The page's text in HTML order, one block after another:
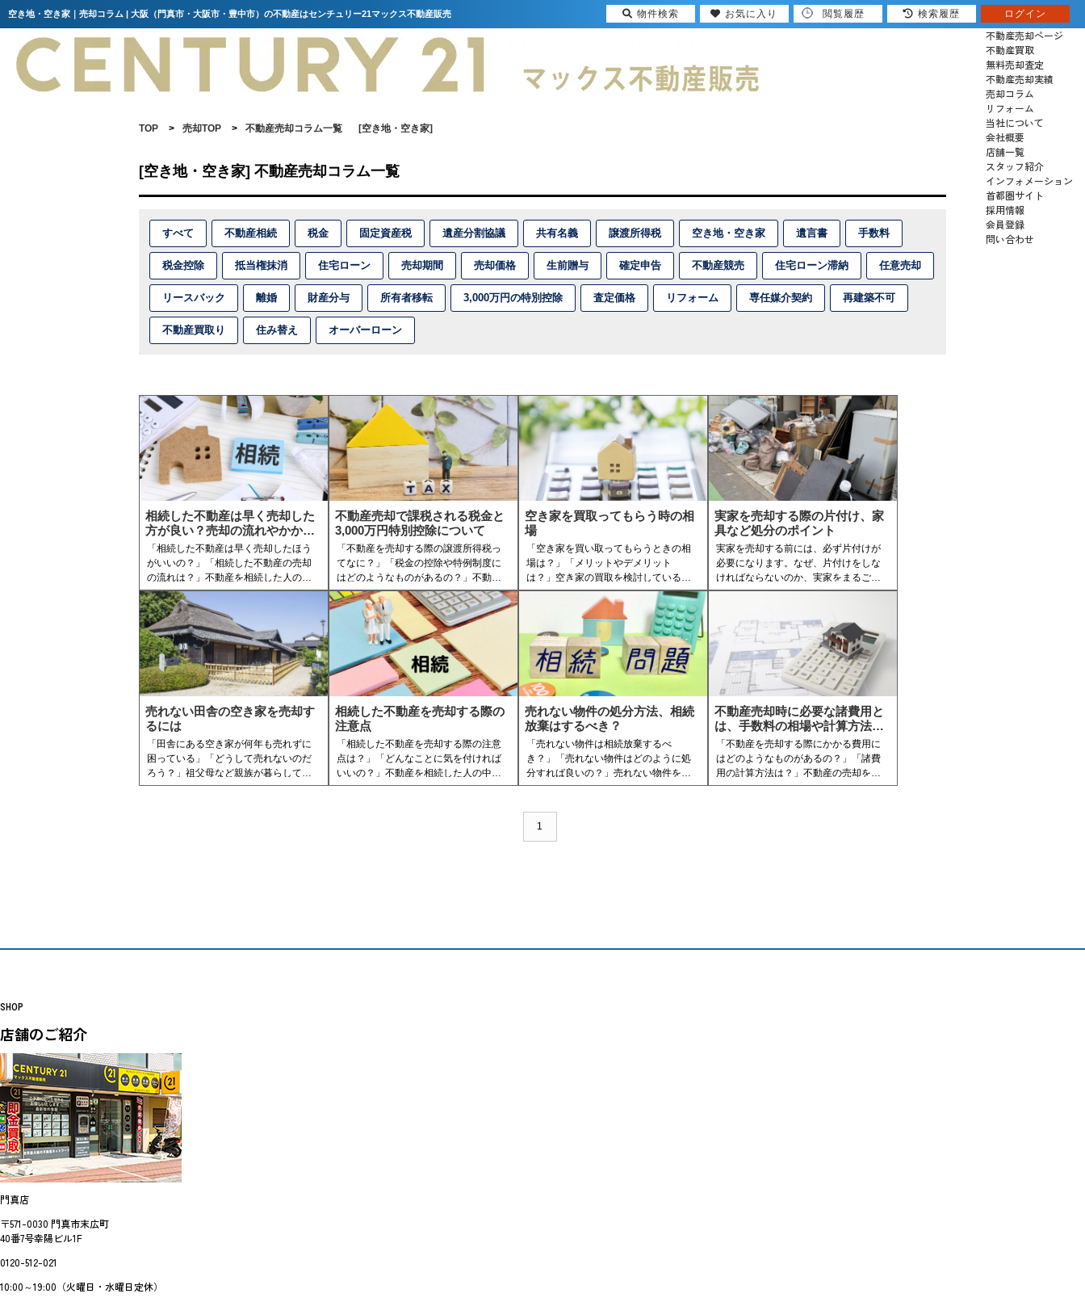
空き地・空き家｜売却コラム | 大阪（門真市・大阪市・豊中市）の不動産はセンチュリー21マックス不動産販売
売りたい
不動産売却ページ
不動産買取
無料売却査定
不動産売却実績
売却コラム
リフォーム
当社について
会社概要
店舗一覧
スタッフ紹介
インフォメーション
首都圏サイト
採用情報
会員登録
問い合わせ
TOP > 売却TOP > 不動産売却コラム一覧 [空き地・空き家]
[空き地・空き家] 不動産売却コラム一覧
すべて 不動産相続 税金 固定資産税 遺産分割協議 共有名義 譲渡所得税 空き地・空き家 遺言書 手数料
税金控除 抵当権抹消 住宅ローン 売却期間 売却価格 生前贈与 確定申告 不動産競売 住宅ローン滞納 任意売却
リースバック 離婚 財産分与 所有者移転 3,000万円の特別控除 査定価格 リフォーム 専任媒介契約 再建築不可
不動産買取り 住み替え オーバーローン
相続した不動産は早く売却した
方が良い？売却の流れやかかる
税金について
「相続した不動産は早く売却したほう
がいいの？」「相続した不動産の売却
の流れは？」不動産を相続した人の中
で、このように考えている人もいるの
ではないでしょうか。
そこで、今回の記事では相続した不動
産を早く売却するメリットや、具体的
な売却の流れについて紹介していま
す。
この記事を読めば、相続した不動産の
売却についての情報を網羅できますの
で、是非ご一読ください。
不動産売却で課税される税金と
3,000万円特別控除について
「不動産を売却する際の譲渡所得税っ
てなに？」「税金の控除や特例制度に
はどのようなものがあるの？」不動産
の売却を検討している人の中で、この
ように考えている人もいるのではない
でしょうか。
そこで、今回の記事では不動産を売却
する際に課税される譲渡所得税と、税
金の控除などについて紹介していま
す。
この記事を読めば、不動産を売却する
際の譲渡所得税について網羅できます
ので、是非ご一読ください。
空き家を買取ってもらう時の相
場
「空き家を買い取ってもらうときの相
場は？」「メリットやデメリット
は？」空き家の買取を検討している人
の中には、このように考えている人も
いるのではないでしょうか。
そこで、今回の記事では空き家を買い
取ってもらう時の相場やメリット、デ
メリットについて紹介しています。
この記事を読めば、空き家の買取につ
いて網羅できますので、是非ご一読く
ださい。
実家を売却する際の片付け、家
具など処分のポイント
実家を売却する前には、必ず片付けが
必要になります。なぜ、片付けをしな
ければならないのか、実家をまるごと
片付けるにはどうすればいいのか気に
は、実家のゴミや不用品を処分する方
法から、片付けで気をつける事につい
て解説します。
売れない田舎の空き家を売却す
るには
「田舎にある空き家が何年も売れずに
困っている」「どうして売れないのだ
ろう？」祖父母など親族が暮らしてい
た家が、そのまま空き家として残って
相続した不動産を売却する際の
注意点
「相続した不動産を売却する際の注意
点は？」「どんなことに気を付ければ
いいの？」不動産を相続した人の中
で、このように考えている人もいるの
売れない物件の処分方法、相続
放棄はするべき？
「売れない物件は相続放棄するべ
き？」「売れない物件はどのように処
分すれば良いの？」売れない物件を相
続した人の中には、このように考えて
を相続するリスクや、処分の方法につ
不動産売却時に必要な諸費用と
は、手数料の相場や計算方法、
税金の控除を解説
「不動産を売却する際にかかる費用に
はどのようなものがあるの？」「諸費
用の計算方法は？」不動産の売却を検
討している人の中で、このように考え
1
SHOP
店舗のご紹介
門真店
〒571-0030 門真市末広町
40番7号幸陽ビル1F
0120-512-021
10:00～19:00（火曜日・水曜日定休）
物件検索 お気に入り 閲覧履歴 検索履歴 ログイン